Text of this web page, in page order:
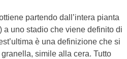
partendo dall’intera pianta
a uno stadio che viene definito di
è una definizione che si
simile alla cera. Tutto